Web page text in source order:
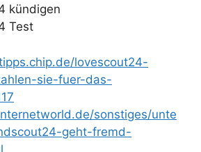
kündigen
Test
lovescout24-
sie-fuer-das-
sonstiges/unte
geht-fremd-